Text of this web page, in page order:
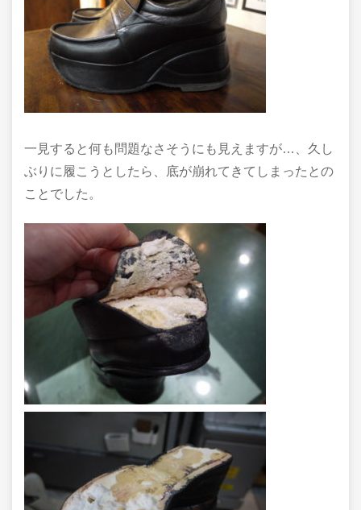
一見すると何も問題なさそうにも見えますが…、久し
ぶりに履こうとしたら、底が崩れてきてしまったとの
ことでした。